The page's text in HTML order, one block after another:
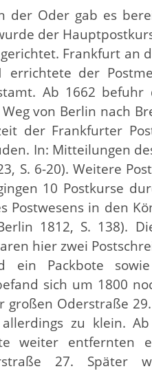
der Oder gab es
der
Frankfurt an
errichtete der
Ab 1662
von Berlin nach
der Frankfurter
In: Mitteilungen
S. 6-20). Weitere
10 Postkurse
Postwesens in den
1812, S. 138).
hier zwei
ein Packbote
sich um 1800
großen Oderstraße
allerdings zu klein.
weiter entfernten
27. Später